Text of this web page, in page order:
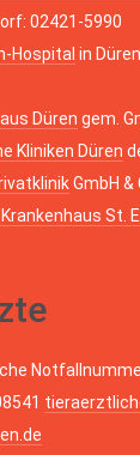
02421-5990
Hospital in
Düren gem.
Kliniken Düren
GmbH &
St.